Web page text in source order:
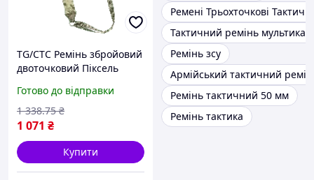
TG/CTC Ремінь збройовий
двоточковий Піксель
армійський, мілітарі, ЗСУ,
тактичний, поліестер
Готово до відправки
1 071 ₴
1 338.75 ₴
Купити
Ремені Трьохточкові Тактичні
Тактичний ремінь мультикам
Ремінь зсу
Армійський тактичний
Ремінь тактичний 50 мм
Ремінь тактика